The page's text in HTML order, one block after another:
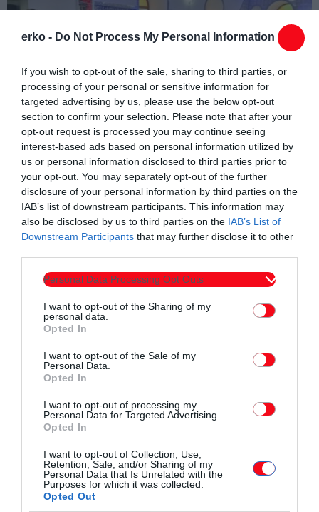
erko - Do Not Process My Personal Information
If you wish to opt-out of the sale, sharing to third parties, or
processing of your personal or sensitive information for
targeted advertising by us, please use the below opt-out
section to confirm your selection. Please note that after your
opt-out request is processed you may continue seeing
interest-based ads based on personal information utilized by
us or personal information disclosed to third parties prior to
your opt-out. You may separately opt-out of the further
disclosure of your personal information by third parties on the
IAB’s list of downstream participants. This information may
also be disclosed by us to third parties on the IAB’s List of
Downstream Participants that may further disclose it to other
Personal Data Processing Opt Outs
I want to opt-out of the Sharing of my
personal data.
Opted In
I want to opt-out of the Sale of my
Personal Data.
Opted In
I want to opt-out of processing my
Personal Data for Targeted Advertising.
Opted In
I want to opt-out of Collection, Use,
Retention, Sale, and/or Sharing of my
Personal Data that Is Unrelated with the
Purposes for which it was collected.
Opted Out
Σχετικά άρθρα